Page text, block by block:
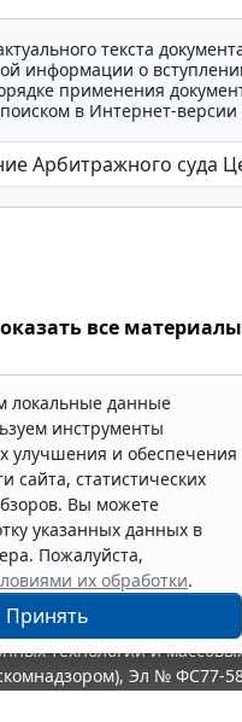
текста
информации о
применения
поиском в Интернет-
все материалы
локальные данные
инструменты
улучшения и обеспечения
сайта, статистических
Вы можете
указанных данных в
Пожалуйста,
их обработки.
Принять
СЕРВИС", 2026. Система
года. Компания "Гарант"
Российской
в качестве
службой по надзору в
технологий и
Эл № ФС77-